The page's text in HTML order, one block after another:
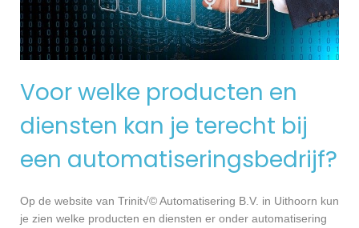
Voor welke producten en
diensten kan je terecht bij
een automatiseringsbedrijf?
Op de website van Trinit√© Automatisering B.V. in Uithoorn kun
je zien welke producten en diensten er onder automatisering